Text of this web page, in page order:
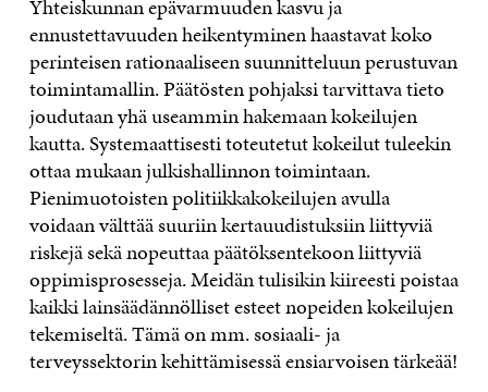
Yhteiskunnan epävarmuuden kasvu ja
ennustettavuuden heikentyminen haastavat koko
perinteisen rationaaliseen suunnitteluun perustuvan
toimintamallin. Päätösten pohjaksi tarvittava tieto
joudutaan yhä useammin hakemaan kokeilujen
kautta. Systemaattisesti toteutetut kokeilut tuleekin
ottaa mukaan julkishallinnon toimintaan.
Pienimuotoisten politiikkakokeilujen avulla
voidaan välttää suuriin kertauudistuksiin liittyviä
riskejä sekä nopeuttaa päätöksentekoon liittyviä
oppimisprosesseja. Meidän tulisikin kiireesti poistaa
kaikki lainsäädännölliset esteet nopeiden kokeilujen
tekemiseltä. Tämä on mm. sosiaali- ja
terveyssektorin kehittämisessä ensiarvoisen tärkeää!